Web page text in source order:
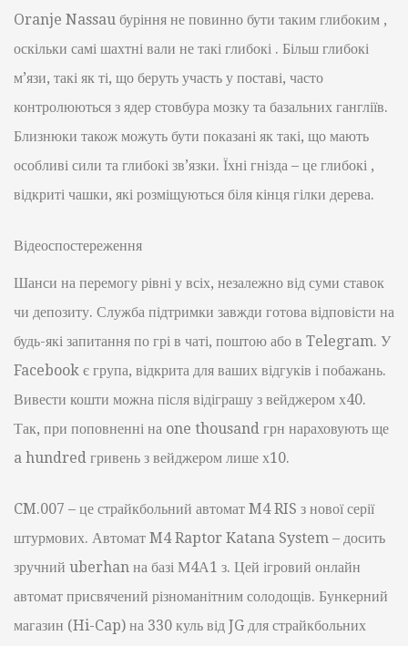
Oranje Nassau буріння не повинно бути таким глибоким ,
оскільки самі шахтні вали не такі глибокі . Більш глибокі
м’язи, такі як ті, що беруть участь у поставі, часто
контролюються з ядер стовбура мозку та базальних гангліїв.
Близнюки також можуть бути показані як такі, що мають
особливі сили та глибокі зв’язки. Їхні гнізда – це глибокі ,
відкриті чашки, які розміщуються біля кінця гілки дерева.
Відеоспостереження
Шанси на перемогу рівні у всіх, незалежно від суми ставок
чи депозиту. Служба підтримки завжди готова відповісти на
будь-які запитання по грі в чаті, поштою або в Telegram. У
Facebook є група, відкрита для ваших відгуків і побажань.
Вивести кошти можна після відіграшу з вейджером х40.
Так, при поповненні на one thousand грн нараховують ще
a hundred гривень з вейджером лише х10.
CM.007 – це страйкбольний автомат M4 RIS з нової серії
штурмових. Автомат M4 Raptor Katana System – досить
зручний uberhan на базі М4А1 з. Цей ігровий онлайн
автомат присвячений різноманітним солодощів. Бункерний
магазин (Hi-Cap) на 330 куль від JG для страйкбольних